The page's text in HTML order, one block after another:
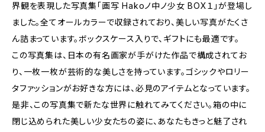
界観を表現した写真集「画写 Hakoノ中ノ少女 BOX１」が登場し
ました。全てオールカラーで収録されており、美しい写真がたくさ
ん詰まっています。ボックスケース入りで、ギフトにも最適です。
この写真集は、日本の有名画家が手がけた作品で構成されてお
り、一枚一枚が芸術的な美しさを持っています。ゴシックやロリー
タファッションがお好きな方には、必見のアイテムとなっています。
是非、この写真集で新たな世界に触れてみてください。箱の中に
閉じ込められた美しい少女たちの姿に、あなたもきっと魅了され